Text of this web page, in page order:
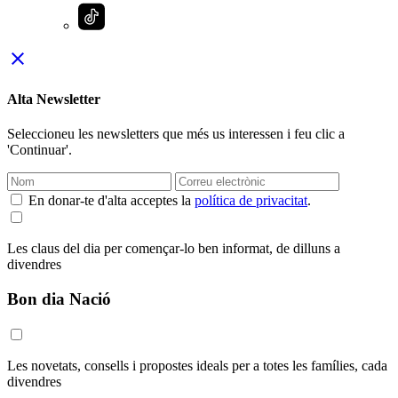
close
Alta Newsletter
Seleccioneu les newsletters que més us interessen i feu clic a
'Continuar'.
En donar-te d'alta acceptes la política de privacitat.
Les claus del dia per començar-lo ben informat, de dilluns a
divendres
Bon dia Nació
Les novetats, consells i propostes ideals per a totes les famílies, cada
divendres